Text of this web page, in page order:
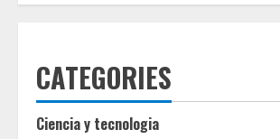
CATEGORIES
Ciencia y tecnologia